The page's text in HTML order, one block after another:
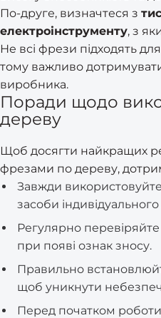
По-друге, визначтеся з
електроінструменту, з
Не всі фрези підходять
тому важливо
виробника.
Поради щодо
дереву
Щоб досягти найкращих
фрезами по дереву,
Завжди використовуйте
засоби індивідуального
Регулярно
при появі ознак зносу.
Правильно
щоб уникнути
Перед початком роботи